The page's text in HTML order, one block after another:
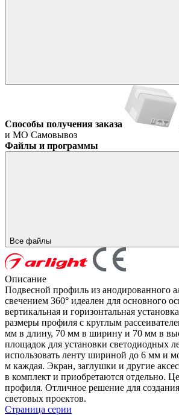
Способы получения заказа
и МО Самовывоз
Файлы и программы
Все файлы
Описание
Подвесной профиль из анодированного
свечением 360° идеален для основного
вертикальная и горизонтальная
размеры профиля с круглым
мм в длину, 70 мм в ширину и 70 мм в
площадок для установки светодиодных
использовать ленту шириной до 6 мм и
м каждая. Экран, заглушки и другие
в комплект и приобретаются отдельно.
профиля. Отличное решение для
световых проектов.
Страница серии